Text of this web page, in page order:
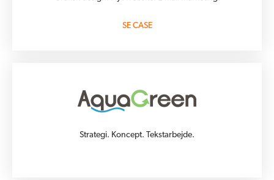
SE CASE
Strategi. Koncept. Tekstarbejde.